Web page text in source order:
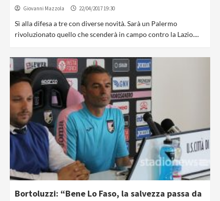
Giovanni Mazzola 22/04/2017 19:30
Sì alla difesa a tre con diverse novità. Sarà un Palermo
rivoluzionato quello che scenderà in campo contro la Lazio....
Bortoluzzi: “Bene Lo Faso, la salvezza passa da